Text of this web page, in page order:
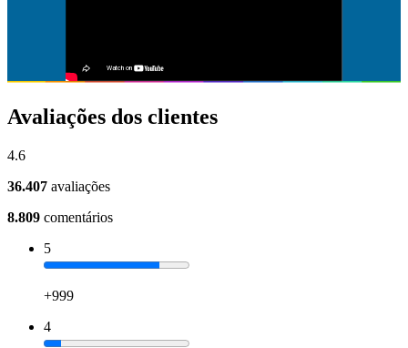
Avaliações dos clientes
4.6
36.407 avaliações
8.809 comentários
5
+999
4